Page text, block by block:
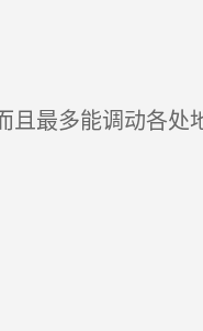
最多能调动各处